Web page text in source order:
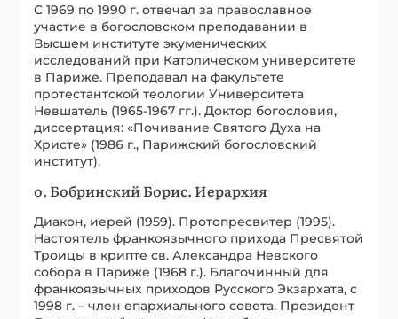
С 1969 по 1990 г. отвечал за православное
участие в богословском преподавании в
Высшем институте экуменических
исследований при Католическом университете
в Париже. Преподавал на факультете
протестантской теологии Университета
Невшатель (1965-1967 гг.). Доктор богословия,
диссертация: «Почивание Святого Духа на
Христе» (1986 г., Парижский богословский
институт).
о. Бобринский Борис. Иерархия
Диакон, иерей (1959). Протопресвитер (1995).
Настоятель франкоязычного прихода Пресвятой
Троицы в крипте св. Александра Невского
собора в Париже (1968 г.). Благочинный для
франкоязычных приходов Русского Экзархата, с
1998 г. – член епархиального совета. Президент